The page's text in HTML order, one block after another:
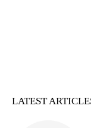
LATEST